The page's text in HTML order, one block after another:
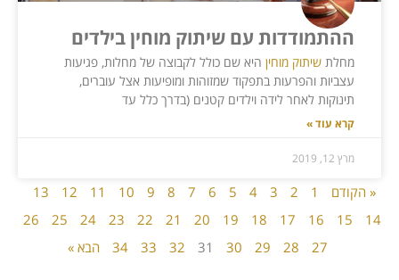
ההתמודדות עם שיתוק מוחין בילדים
מחלת שיתוק מוחין היא שם כולל לקבוצה של מחלות, פגיעות
עצביות והפרעות בתפקוד שמזוהות ומופיעות אצל עוברים,
תינוקות לאחר לידה וילדים קטנים (בדרך כלל עד
קרא עוד »
מרץ 12, 2019
« הקודם 1
2
3
4
5
6
7
8
9
10
11
12
13
14
15
16
17
18
19
20
21
22
23
24
25
26
27
28
29
30
31
32
33
34 הבא »